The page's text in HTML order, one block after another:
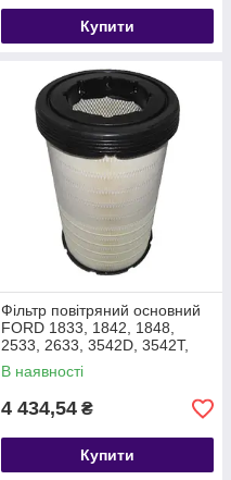
Купити
Фільтр повітряний основний
FORD 1833, 1842, 1848,
2533, 2633, 3542D, 3542T,
4142D T338038
MEGC469601A1A
В наявності
4 434,54 ₴
Купити